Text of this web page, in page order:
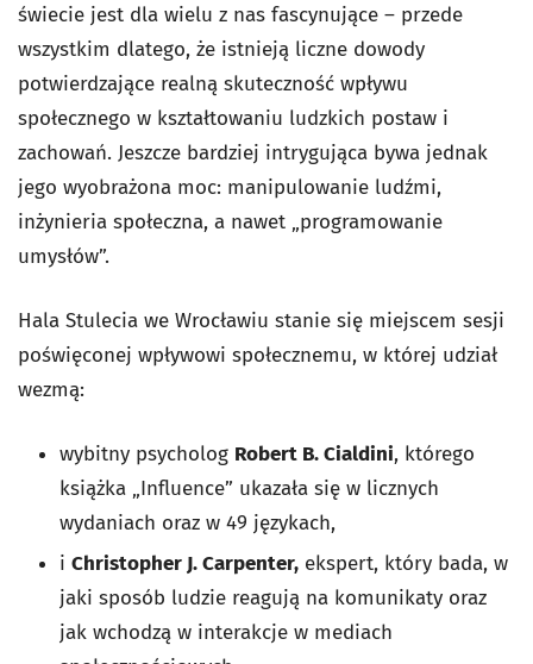
świecie jest dla wielu z nas fascynujące – przede
wszystkim dlatego, że istnieją liczne dowody
potwierdzające realną skuteczność wpływu
społecznego w kształtowaniu ludzkich postaw i
zachowań. Jeszcze bardziej intrygująca bywa jednak
jego wyobrażona moc: manipulowanie ludźmi,
inżynieria społeczna, a nawet „programowanie
umysłów”.
Hala Stulecia we Wrocławiu stanie się miejscem sesji
poświęconej wpływowi społecznemu, w której udział
wezmą:
wybitny psycholog Robert B. Cialdini, którego
książka „Influence” ukazała się w licznych
wydaniach oraz w 49 językach,
i Christopher J. Carpenter, ekspert, który bada, w
jaki sposób ludzie reagują na komunikaty oraz
jak wchodzą w interakcje w mediach